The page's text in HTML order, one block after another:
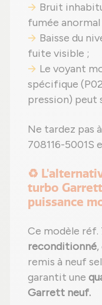
Bruit
fumée anormal
Baisse du
fuite visible ;
Le voyant
spécifique
pression) peut
Ne tardez pas
708116-5001S
♻️
turbo
puissance
Ce modèle réf.
reconditionné
remis à neuf
garantit une
Garrett neuf.